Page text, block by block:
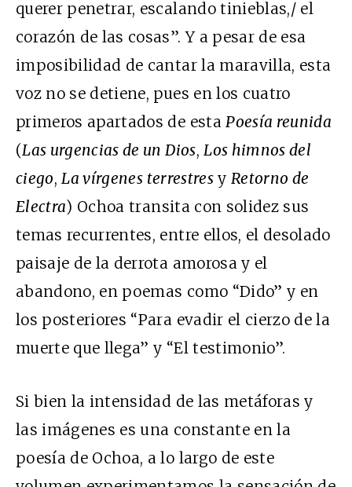
querer penetrar, escalando tinieblas,/ el
corazón de las cosas”. Y a pesar de esa
imposibilidad de cantar la maravilla, esta
voz no se detiene, pues en los cuatro
primeros apartados de esta Poesía reunida
(Las urgencias de un Dios, Los himnos del
ciego, La vírgenes terrestresy Retorno de
Electra) Ochoa transita con solidez sus
temas recurrentes, entre ellos, el desolado
paisaje de la derrota amorosa y el
abandono, en poemas como “Dido” y en
los posteriores “Para evadir el cierzo de la
muerte que llega” y “El testimonio”.
Si bien la intensidad de las metáforas y
las imágenes es una constante en la
poesía de Ochoa, a lo largo de este